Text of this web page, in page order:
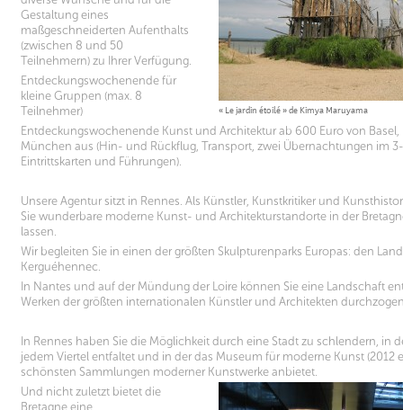
« Le jardin étoilé » de Kimya Maruyama
Gestaltung eines
maßgeschneiderten Aufenthalts
(zwischen 8 und 50
Teilnehmern) zu Ihrer Verfügung.
Entdeckungswochenende für
kleine Gruppen (max. 8
Teilnehmer)
Entdeckungswochenende Kunst und Architektur ab 600 Euro von
München aus (Hin- und Rückflug, Transport, zwei Übernachtungen im
Eintrittskarten und Führungen).
Unsere Agentur sitzt in Rennes. Als Künstler, Kunstkritiker und
Sie wunderbare moderne Kunst- und Architekturstandorte in der
lassen.
Wir begleiten Sie in einen der größten Skulpturenparks Europas: den
Kerguéhennec.
In Nantes und auf der Mündung der Loire können Sie eine Landschaft
Werken der größten internationalen Künstler und Architekten
In Rennes haben Sie die Möglichkeit durch eine Stadt zu schlendern, in
jedem Viertel entfaltet und in der das Museum für moderne Kunst (2012
schönsten Sammlungen moderner Kunstwerke anbietet.
Und nicht zuletzt bietet die
Bretagne eine